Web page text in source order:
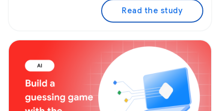
Read the study